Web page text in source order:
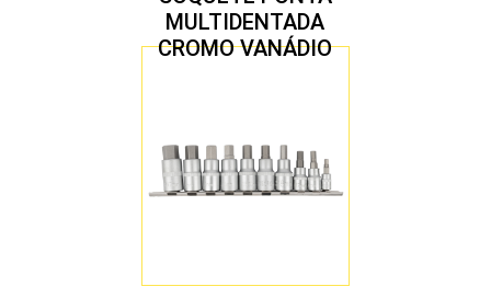
MULTIDENTADA
CROMO VANÁDIO